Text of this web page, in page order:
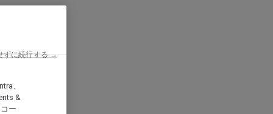
、
&
ー
ずに続行する →